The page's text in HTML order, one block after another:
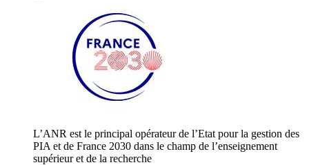
L’ANR est le principal opérateur de l’Etat pour la gestion des
PIA et de France 2030 dans le champ de l’enseignement
supérieur et de la recherche